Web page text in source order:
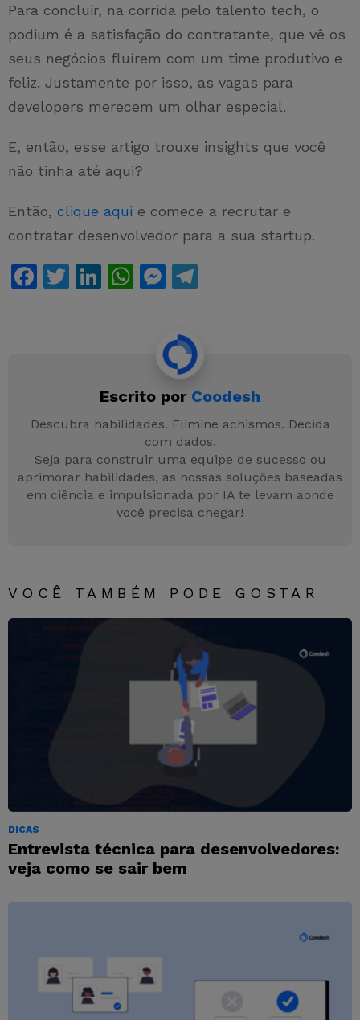
Para concluir, na corrida pelo talento tech, o
podium é a satisfação do contratante, que vê os
seus negócios fluírem com um time produtivo e
feliz. Justamente por isso, as vagas para
developers merecem um olhar especial.
E, então, esse artigo trouxe insights que você
não tinha até aqui?
Então, clique aqui e comece a recrutar e
contratar desenvolvedor para a sua startup.
F
o
k
T
Li
n
W
p
p
M
s
s
e
n
g
er
m
Escrito por Coodesh
Descubra habilidades. Elimine achismos. Decida
com dados.
Seja para construir uma equipe de sucesso ou
aprimorar habilidades, as nossas soluções baseadas
em ciência e impulsionada por IA te levam aonde
você precisa chegar!
VOCÊ TAMBÉM PODE GOSTAR
DICAS
Entrevista técnica para desenvolvedores:
veja como se sair bem